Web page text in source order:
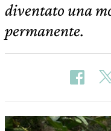
diventato una
permanente.